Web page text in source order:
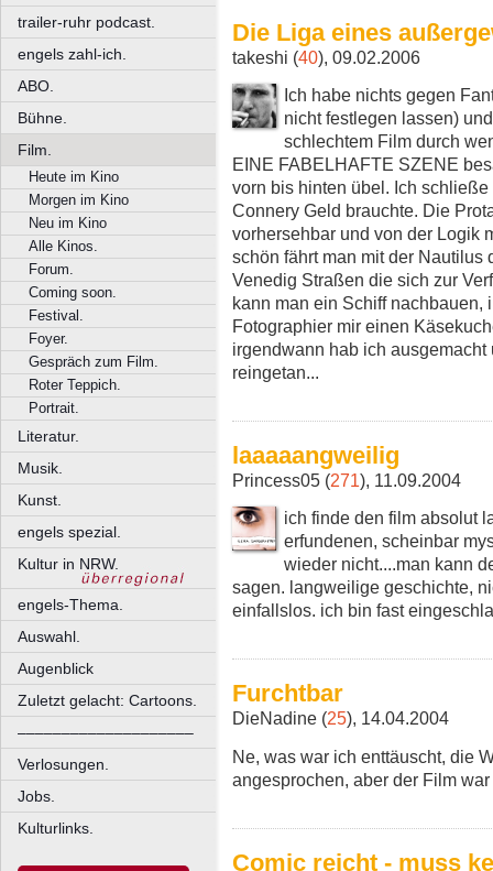
trailer-ruhr podcast.
engels zahl-ich.
ABO.
Bühne.
Film.
Heute im Kino
Morgen im Kino
Neu im Kino
Alle Kinos.
Forum.
Coming soon.
Festival.
Foyer.
Gespräch zum Film.
Roter Teppich.
Portrait.
Literatur.
Musik.
Kunst.
engels spezial.
Kultur in NRW.
engels-Thema.
Auswahl.
Augenblick
Zuletzt gelacht: Cartoons.
––––––––––––––––––––
Verlosungen.
Jobs.
Kulturlinks.
Die Liga eines
takeshi (40), 09.02.2006
Ich habe nichts gegen
nicht festlegen lassen)
schlechtem Film durch
EINE FABELHAFTE SZENE
vorn bis hinten übel. Ich
Connery Geld brauchte. Die
vorhersehbar und von der Logik
schön fährt man mit der
Venedig Straßen die sich zur
kann man ein Schiff nachbauen,
Fotographier mir einen
irgendwann hab ich
reingetan...
laaaaangweilig
Princess05 (271), 11.09.2004
ich finde den film absolut
erfundenen, scheinbar
wieder nicht....man kann
sagen. langweilige geschichte,
einfallslos. ich bin fast
Furchtbar
DieNadine (25), 14.04.2004
Ne, was war ich enttäuscht, die
angesprochen, aber der Film
Comic reicht - muss